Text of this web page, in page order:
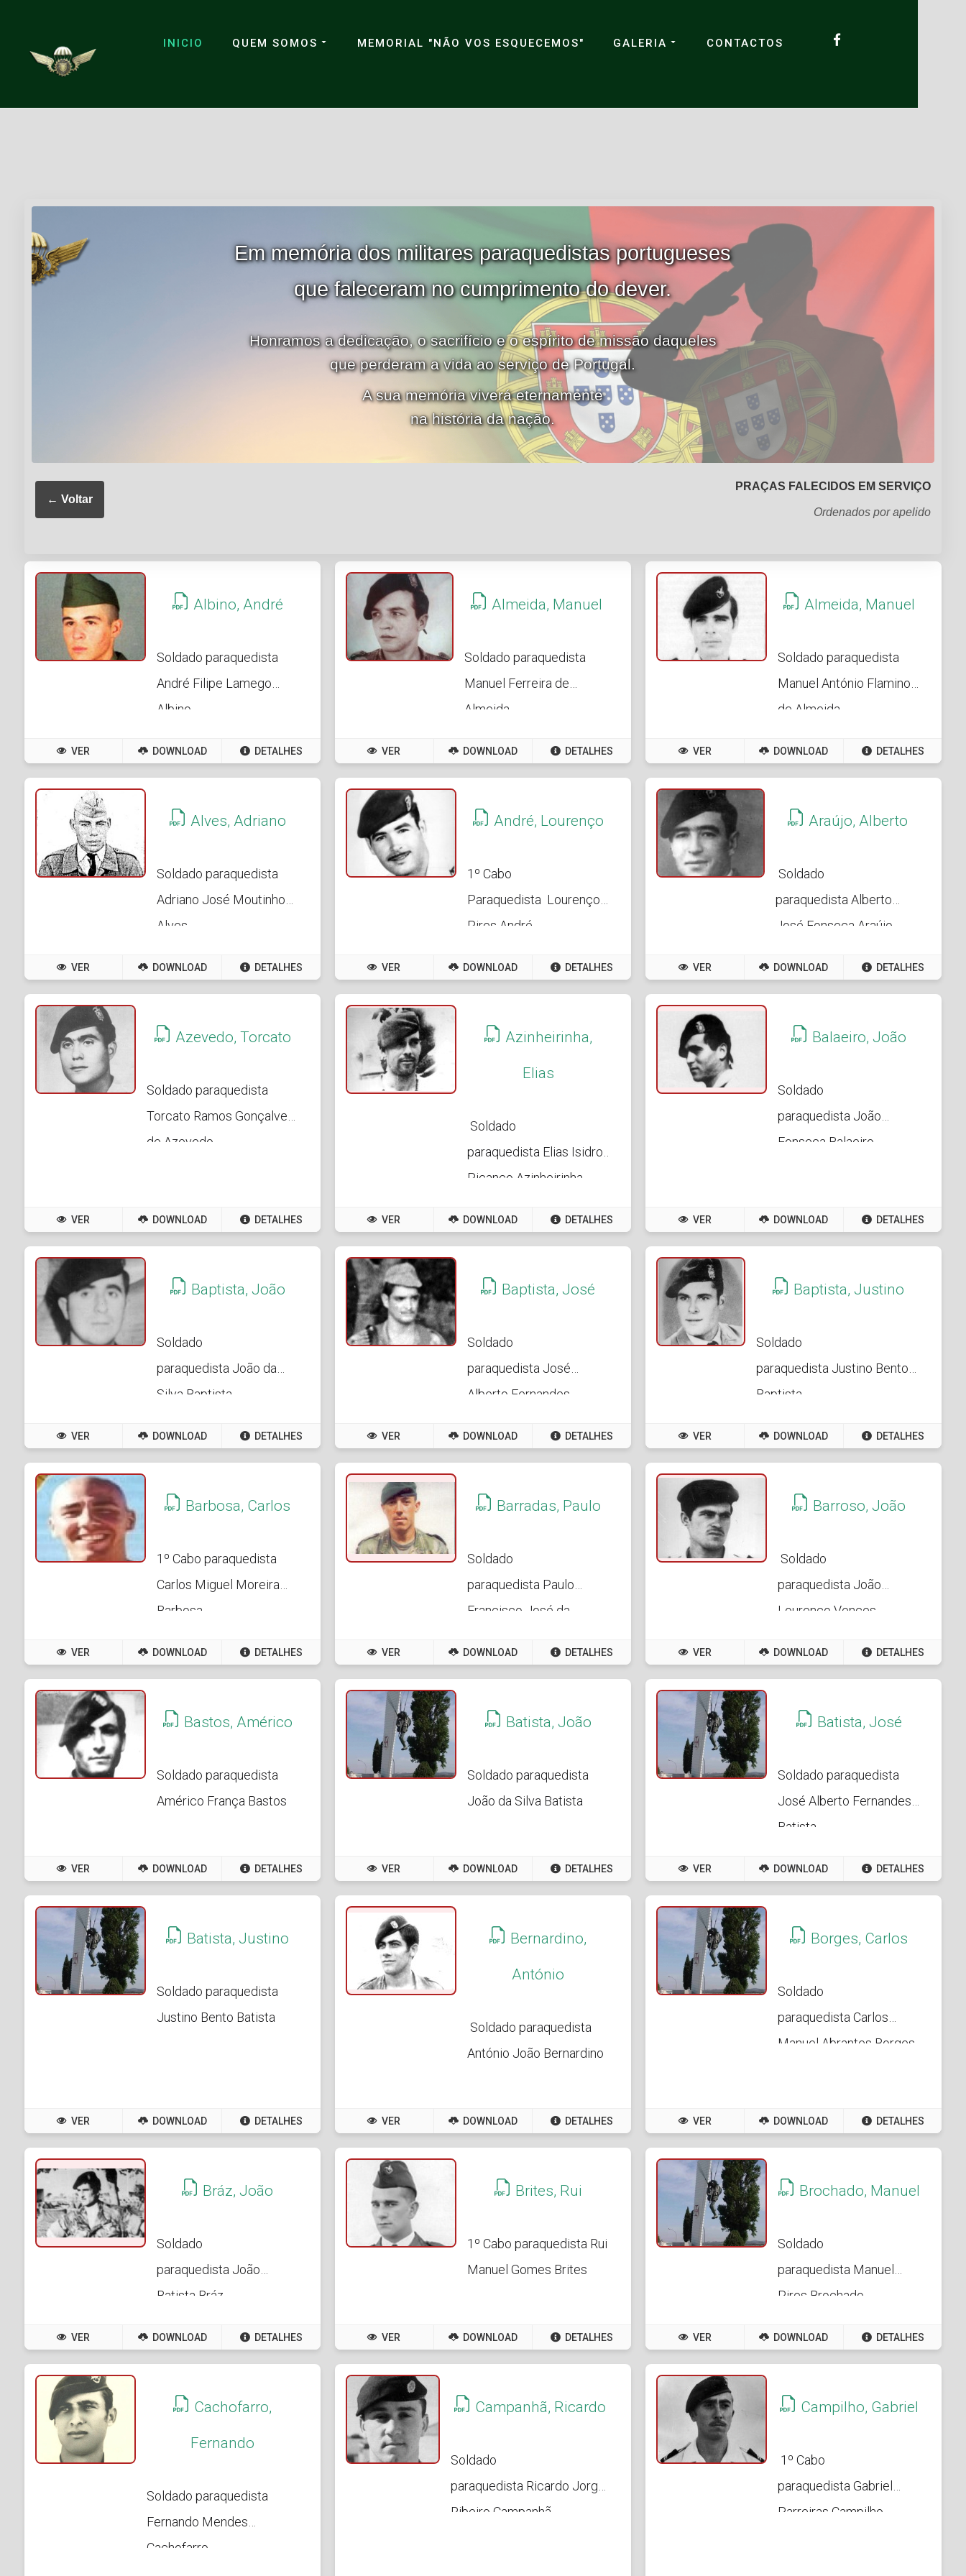
INICIO QUEM SOMOS MEMORIAL "NÃO VOS ESQUECEMOS" GALERIA CONTACTOS
Em memória dos militares paraquedistas portugueses
que faleceram no cumprimento do dever.
Honramos a dedicação, o sacrifício e o espírito de missão daqueles
que perderam a vida ao serviço de Portugal.
A sua memória viverá eternamente
na história da nação.
← Voltar
PRAÇAS FALECIDOS EM SERVIÇO
Ordenados por apelido
Albino, André
Soldado paraquedista
André Filipe Lamego
Albino
VER DOWNLOAD DETALHES
Almeida, Manuel
Soldado paraquedista
Manuel Ferreira de
Almeida
VER DOWNLOAD DETALHES
Almeida, Manuel
Soldado paraquedista
Manuel António Flamino
de Almeida
VER DOWNLOAD DETALHES
Alves, Adriano
Soldado paraquedista
Adriano José Moutinho
Alves
VER DOWNLOAD DETALHES
André, Lourenço
1º Cabo
Paraquedista Lourenço
Pires André
VER DOWNLOAD DETALHES
Araújo, Alberto
Soldado
paraquedista Alberto
José Fonseca Araújo
VER DOWNLOAD DETALHES
Azevedo, Torcato
Soldado paraquedista
Torcato Ramos Gonçalves
de Azevedo
VER DOWNLOAD DETALHES
Azinheirinha,
Elias
Soldado
paraquedista Elias Isidro
Picanço Azinheirinha
VER DOWNLOAD DETALHES
Balaeiro, João
Soldado
paraquedista João
Fonseca Balaeiro
VER DOWNLOAD DETALHES
Baptista, João
Soldado
paraquedista João da
Silva Baptista
VER DOWNLOAD DETALHES
Baptista, José
Soldado
paraquedista José
Alberto Fernandes
VER DOWNLOAD DETALHES
Baptista, Justino
Soldado
paraquedista Justino Bento
Baptista
VER DOWNLOAD DETALHES
Barbosa, Carlos
1º Cabo paraquedista
Carlos Miguel Moreira
Barbosa
VER DOWNLOAD DETALHES
Barradas, Paulo
Soldado
paraquedista Paulo
Francisco José da
VER DOWNLOAD DETALHES
Barroso, João
Soldado
paraquedista João
Lourenço Vences
VER DOWNLOAD DETALHES
Bastos, Américo
Soldado paraquedista
Américo França Bastos
VER DOWNLOAD DETALHES
Batista, João
Soldado paraquedista
João da Silva Batista
VER DOWNLOAD DETALHES
Batista, José
Soldado paraquedista
José Alberto Fernandes
Batista
VER DOWNLOAD DETALHES
Batista, Justino
Soldado paraquedista
Justino Bento Batista
VER DOWNLOAD DETALHES
Bernardino,
António
Soldado paraquedista
António João Bernardino
VER DOWNLOAD DETALHES
Borges, Carlos
Soldado
paraquedista Carlos
Manuel Abrantes Borges
VER DOWNLOAD DETALHES
Bráz, João
Soldado
paraquedista João
Batista Bráz
VER DOWNLOAD DETALHES
Brites, Rui
1º Cabo paraquedista Rui
Manuel Gomes Brites
VER DOWNLOAD DETALHES
Brochado, Manuel
Soldado
paraquedista Manuel
Pires Brochado
VER DOWNLOAD DETALHES
Cachofarro,
Fernando
Soldado paraquedista
Fernando Mendes
Cachofarro
Campanhã, Ricardo
Soldado
paraquedista Ricardo Jorge
Ribeiro Campanhã
Campilho, Gabriel
1º Cabo
paraquedista Gabriel
Parreiras Campilho